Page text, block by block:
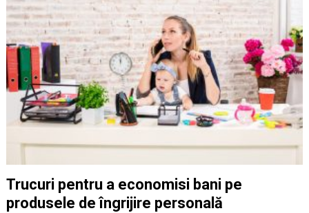
Trucuri pentru a economisi bani pe
produsele de îngrijire personală